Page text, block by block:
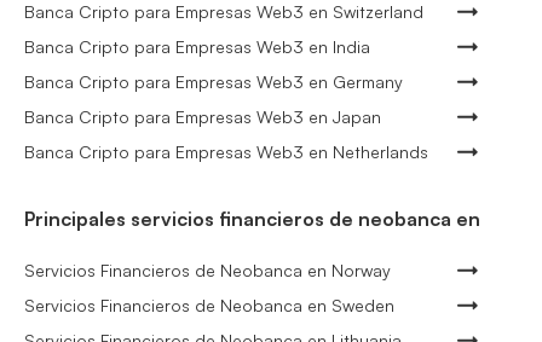
Banca Cripto para Empresas Web3 en Switzerland
Banca Cripto para Empresas Web3 en India
Banca Cripto para Empresas Web3 en Germany
Banca Cripto para Empresas Web3 en Japan
Banca Cripto para Empresas Web3 en Netherlands
Principales servicios financieros de neobanca en
Servicios Financieros de Neobanca en Norway
Servicios Financieros de Neobanca en Sweden